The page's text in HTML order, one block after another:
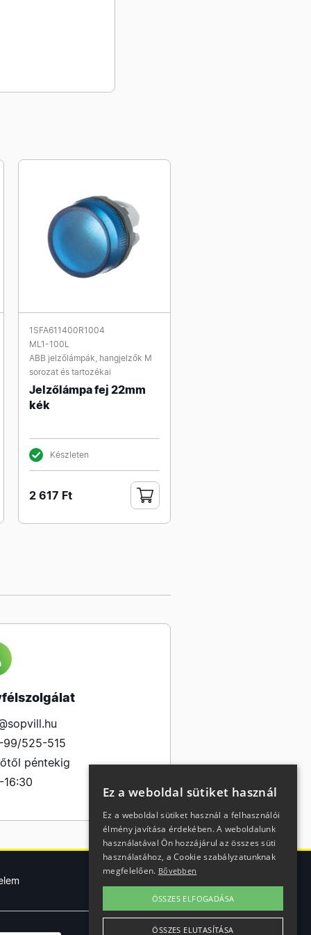
1SFA611400R1004
ML1-100L
ABB jelzőlámpák, hangjelzők M
sorozat és tartozékai
Jelzőlámpa fej 22mm
kék
Készleten
2 617 Ft
99/525-515
péntekig
16:30
Ez a weboldal sütiket használ
Ez a weboldal sütiket használ a felhasználói
élmény javítása érdekében. A weboldalunk
használatával Ön hozzájárul az összes süti
használatához, a Cookie szabályzatunknak
megfelelően. Bővebben
ÖSSZES ELFOGADÁSA
ÖSSZES ELUTASÍTÁSA